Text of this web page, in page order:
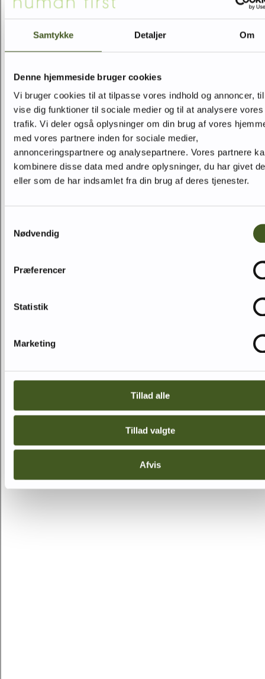
Samtykke Detaljer Om
Denne hjemmeside bruger cookies
Vi bruger cookies til at tilpasse vores indhold og annoncer,
vise dig funktioner til sociale medier og til at analysere vores
trafik. Vi deler også oplysninger om din brug af vores
med vores partnere inden for sociale medier,
annonceringspartnere og analysepartnere. Vores partnere
kombinere disse data med andre oplysninger, du har givet
eller som de har indsamlet fra din brug af deres tjenester.
Nødvendig
Præferencer
Statistik
Marketing
Tillad alle
Tillad valgte
Afvis